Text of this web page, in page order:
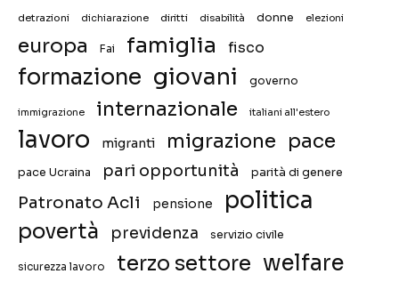
detrazioni dichiarazione diritti disabilità donne elezioni
europa Fai famiglia fisco
formazione giovani governo
immigrazione internazionale italiani all'estero
lavoro migranti migrazione pace
pace Ucraina pari opportunità parità di genere
Patronato Acli pensione politica
povertà previdenza servizio civile
sicurezza lavoro terzo settore welfare